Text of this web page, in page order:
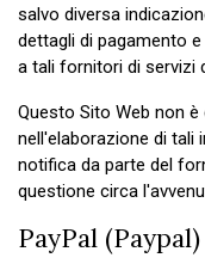
salvo diversa
dettagli di pagamento
a tali fornitori di servizi
Questo Sito Web non
nell'elaborazione di tali
notifica da parte del
questione circa
PayPal (Paypal)